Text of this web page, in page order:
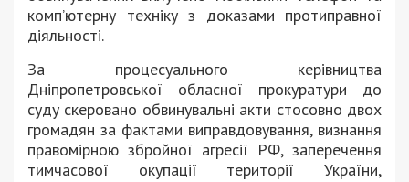
комп’ютерну техніку з доказами протиправної
діяльності.
За процесуального керівництва
Дніпропетровської обласної прокуратури до
суду скеровано обвинувальні акти стосовно двох
громадян за фактами виправдовування, визнання
правомірною збройної агресії РФ, заперечення
тимчасової окупації території України,